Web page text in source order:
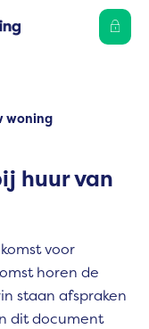
woning
huur van
voor
horen de
staan afspraken
dit document